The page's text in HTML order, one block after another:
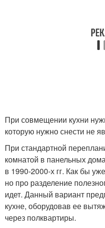
При совмещении кухни
которую нужно снести не
При стандартной
комнатой в панельных
в 1990-2000-х гг. Как бы
но про разделение
идет. Данный вариант
кухне, оборудовав ее
через полквартиры.